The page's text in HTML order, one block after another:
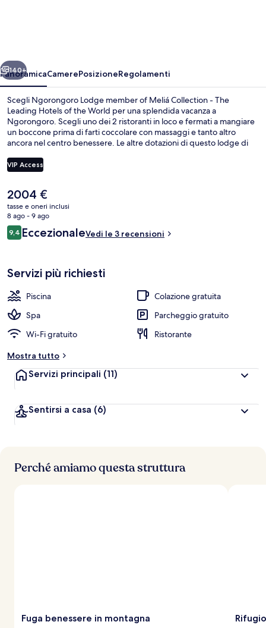
Collection
-
The
Leading
Hotels
of
the
World
Avanti
140+
PanoramicaCamerePosizioneRegolamenti
Scegli Ngorongoro Lodge member of Meliá Collection - The
Leading Hotels of the World per una splendida vacanza a
Ngorongoro. Scegli uno dei 2 ristoranti in loco e fermati a mangiare
un boccone prima di farti coccolare con massaggi e tanto altro
ancora nel centro benessere. Le altre dotazioni di questo lodge di
VIP Access
Il
prezzo
attuale
è
2004 €
2004 €
tasse e oneri inclusi
8 ago - 9 ago
Recensioni
9,49,4 su 10
EccezionaleVedi le 3 recensioni
Servizi più richiesti
Piscina
Colazione gratuita
Spa
Parcheggio gratuito
Wi-Fi gratuito
Ristorante
Mostra tutto
Servizi principali (11)
Sentirsi a casa (6)
Perché amiamo questa struttura
Fuga benessere in montagna